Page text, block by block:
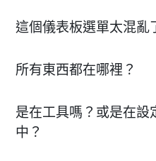
這個儀表板選單太混亂
所有東西都在哪裡？
是在工具嗎？或是在設
中？